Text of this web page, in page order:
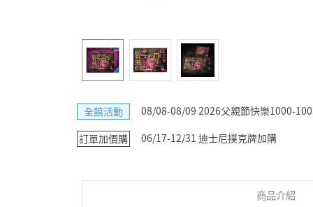
全館活動
08/08-08/09 2026父親節快樂1000-100
訂單加價購
06/17-12/31 迪士尼撲克牌加購
商品介紹